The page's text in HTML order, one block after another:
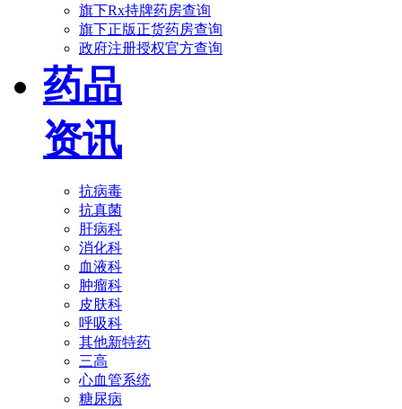
旗下Rx持牌药房查询
旗下正版正货药房查询
政府注册授权官方查询
药品
资讯
抗病毒
抗真菌
肝病科
消化科
血液科
肿瘤科
皮肤科
呼吸科
其他新特药
三高
心血管系统
糖尿病